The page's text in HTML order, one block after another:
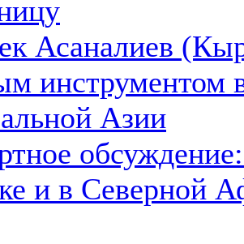
Асаналиев
инструментом
Азии
и в Северной